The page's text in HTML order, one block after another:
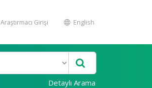
Araştırmacı Girişi English
Detaylı Arama